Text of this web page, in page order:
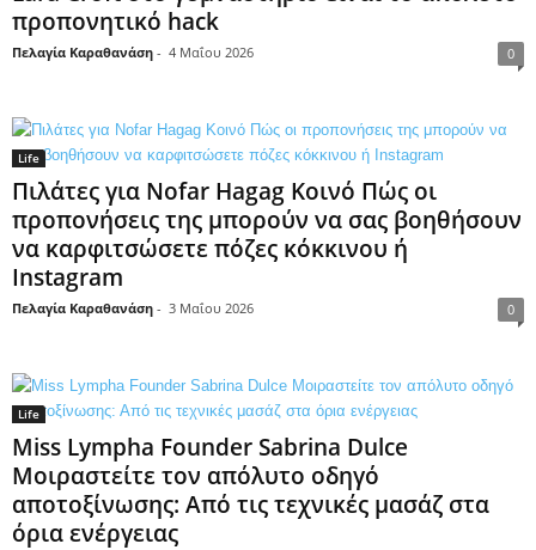
προπονητικό hack
Πελαγία Καραθανάση - 4 Μαΐου 2026 0
Life
Πιλάτες για Nofar Hagag Κοινό Πώς οι
προπονήσεις της μπορούν να σας βοηθήσουν
να καρφιτσώσετε πόζες κόκκινου ή
Instagram
Πελαγία Καραθανάση - 3 Μαΐου 2026 0
Life
Miss Lympha Founder Sabrina Dulce
Μοιραστείτε τον απόλυτο οδηγό
αποτοξίνωσης: Από τις τεχνικές μασάζ στα
όρια ενέργειας